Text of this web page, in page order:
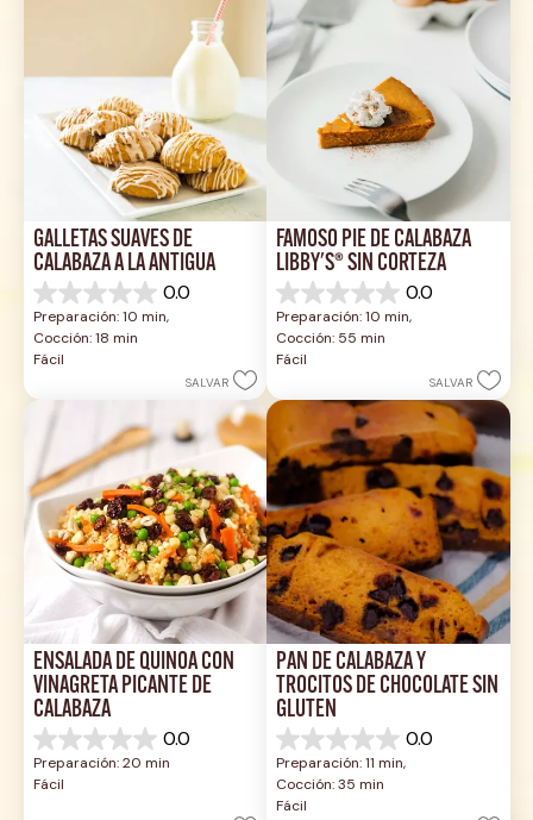
GALLETAS SUAVES DE
CALABAZA A LA ANTIGUA
0.0
0.0
de
5
estrellas.
Preparación: 10 min,
Cocción: 18 min
Fácil
SALVAR
FAMOSO PIE DE CALABAZA
LIBBY'S® SIN CORTEZA
0.0
0.0
de
5
estrellas.
Preparación: 10 min,
Cocción: 55 min
Fácil
SALVAR
ENSALADA DE QUINOA CON
VINAGRETA PICANTE DE
CALABAZA
0.0
0.0
de
5
Preparación: 20 min
Fácil
PAN DE CALABAZA Y
TROCITOS DE CHOCOLATE SIN
GLUTEN
0.0
0.0
de
5
estrellas.
Preparación: 11 min,
Cocción: 35 min
Fácil